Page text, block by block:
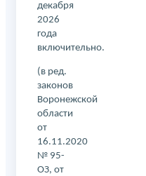
декабря
2026
года
включительно.
(в ред.
законов
Воронежской
области
от
16.11.2020
№ 95-
ОЗ, от